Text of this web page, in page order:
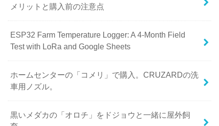
メリットと購入前の注意点
ESP32 Farm Temperature Logger: A 4-Month Field
Test with LoRa and Google Sheets
ホームセンターの「コメリ」で購入。CRUZARDの洗
車用ノズル。
黒いメダカの「オロチ」をドジョウと一緒に屋外飼